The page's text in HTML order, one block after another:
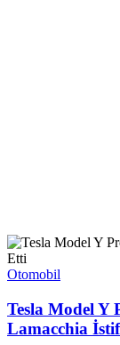
Otomobil
Tesla Model Y
Lamacchia